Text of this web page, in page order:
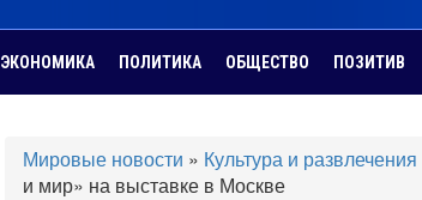
ЭКОНОМИКА ПОЛИТИКА ОБЩЕСТВО ПОЗИТИВ
Мировые новости » Культура и развлечения
и мир» на выставке в Москве